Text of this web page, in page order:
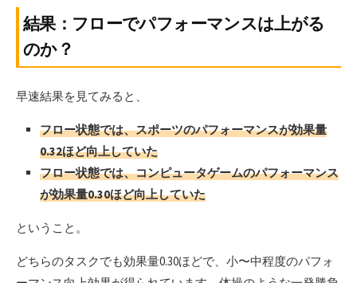
結果：フローでパフォーマンスは上がる
のか？
早速結果を見てみると、
フロー状態では、スポーツのパフォーマンスが効果量
0.32ほど向上していた
フロー状態では、コンピュータゲームのパフォーマンス
が効果量0.30ほど向上していた
ということ。
どちらのタスクでも効果量0.30ほどで、小〜中程度のパフォ